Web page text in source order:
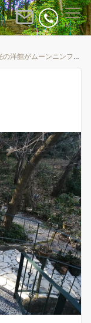
Menu
洋館がムーンニンフ